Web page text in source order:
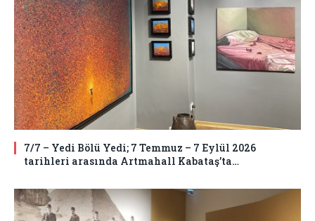
7/7 – Yedi Bölü Yedi; 7 Temmuz – 7 Eylül 2026
tarihleri arasında Artmahall Kabataş’ta…